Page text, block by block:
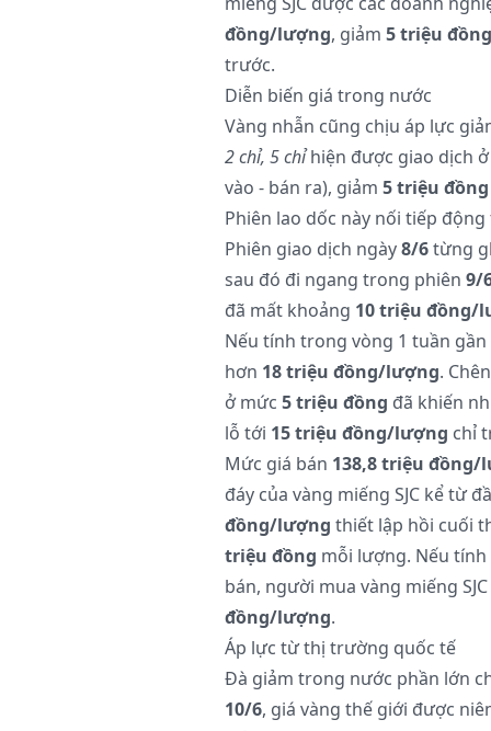
đồng/lượng, giảm 5 triệu
trước.
Diễn biến giá trong nước
Vàng nhẫn cũng chịu áp lực
2 chỉ, 5 chỉhiện được giao dịch
vào - bán ra), giảm 5 triệu đồng
Phiên lao dốc này nối tiếp
Phiên giao dịch ngày8/6từng
sau đó đi ngang trong phiên 9/
đã mất khoảng 10 triệu đồng/
Nếu tính trong vòng 1 tuần
hơn 18 triệu đồng/lượng.
ở mức 5 triệu đồng đã khiến
lỗ tới 15 triệu đồng/lượng chỉ
Mức giá bán 138,8 triệu đồng/
đáy của vàng miếng SJC kể từ
đồng/lượng thiết lập hồi cuối
triệu đồng mỗi lượng. Nếu
bán, người mua vàng miếng
đồng/lượng.
Áp lực từ thị trường quốc tế
Đà giảm trong nước phần lớn
10/6, giá vàng thế giới được